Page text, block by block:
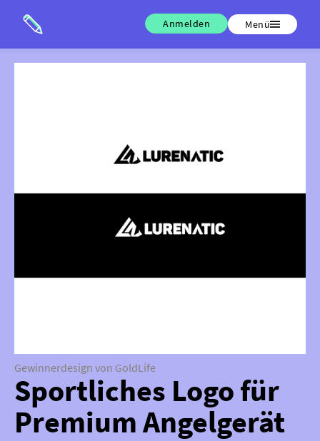
Anmelden Menü
Gewinnerdesign von GoldLife
Sportliches Logo für
Premium Angelgerät